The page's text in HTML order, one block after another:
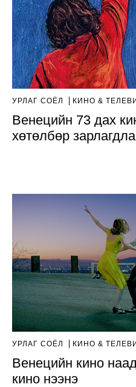
УРЛАГ СОЁЛ КИНО &
Венецийн 73 дах
хөтөлбөр
УРЛАГ СОЁЛ КИНО &
Венецийн кино
кино нээнэ